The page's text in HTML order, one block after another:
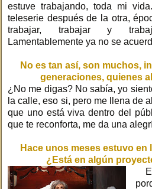
estuve trabajando, toda mi
teleserie después de la otra,
trabajar, trabajar y
Lamentablemente ya no se
No es tan así, son muchos,
generaciones, quienes
¿No me digas? No sabía, yo
la calle, eso si, pero me llena de
que uno está viva dentro del
que te reconforta, me da una
Hace unos meses estuvo
¿Está en algún